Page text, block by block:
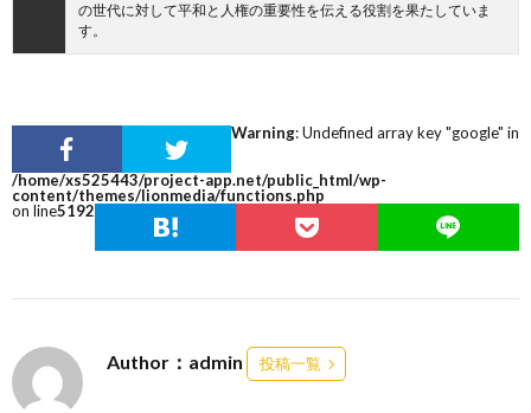
の世代に対して平和と人権の重要性を伝える役割を果たしていま
す。
Warning: Undefined array key "google" in
/home/xs525443/project-app.net/public_html/wp-
content/themes/lionmedia/functions.php
on line5192
Author：admin 投稿一覧